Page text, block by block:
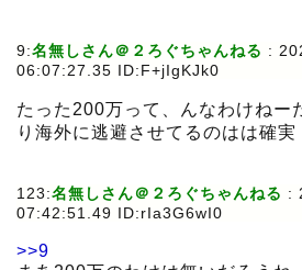
9:名無しさん＠２ろぐちゃんねる :
06:07:27.35 ID:F+jIgKJk0
たった200万って、んなわけねー
り海外に逃避させてるのはは確実
123:名無しさん＠２ろぐちゃんねる :
07:42:51.49 ID:rIa3G6wI0
>>9